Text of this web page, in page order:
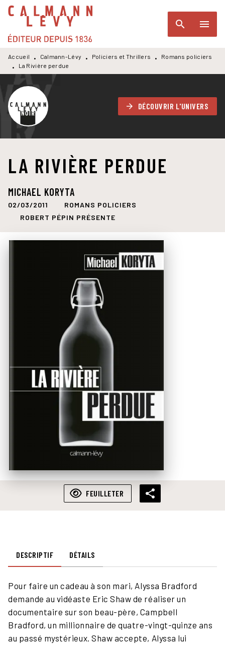
MENU RECHERCHE
PIED DE PAGE
search menu
Accueil • Calmann-Lévy • Policiers et Thrillers •
Romans policiers
•
La Rivière perdue
arrow_forward DÉCOUVRIR L'UNIVERS
LA RIVIÈRE PERDUE
MICHAEL KORYTA
02/03/2011
ROMANS POLICIERS
ROBERT PÉPIN PRÉSENTE
FEUILLETER
DESCRIPTIF DÉTAILS
Pour faire un cadeau à son mari, Alyssa Bradford
demande au vidéaste Eric Shaw de réaliser un
documentaire sur son beau-père, Campbell
Bradford, un millionnaire de quatre-vingt-quinze ans
au passé mystérieux. Shaw accepte, Alyssa lui